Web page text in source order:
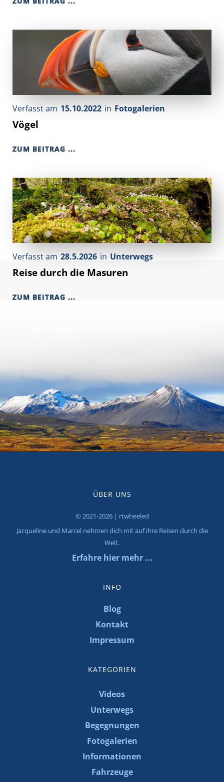
Verfasst am 15.10.2022 in Fotogalerien
Vögel
ZUM BEITRAG ...
Verfasst am 28.5.2026 in Unterwegs
Reise durch die Masuren
ZUM BEITRAG ...
ÜBER UNS
© 2021-2026 | rtwheeled
Jacqueline und Marcel nehmen dich mit auf ihre Reisen durch die
Welt.
Erfahre hier mehr ...
INFO
Blog
Kontakt
Impressum
KATEGORIEN
Videos
Unterwegs
Begegnungen
Fotogalerien
Informationen
Fahrzeuge